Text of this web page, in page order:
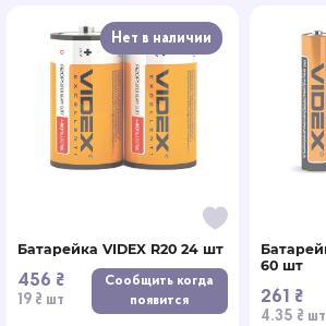
Нет в наличии
Батарейка VIDEX R20 24 шт
456 ₴
19 ₴ шт
Сообщить когда
появится
60 шт
261 ₴
4.35 ₴ шт